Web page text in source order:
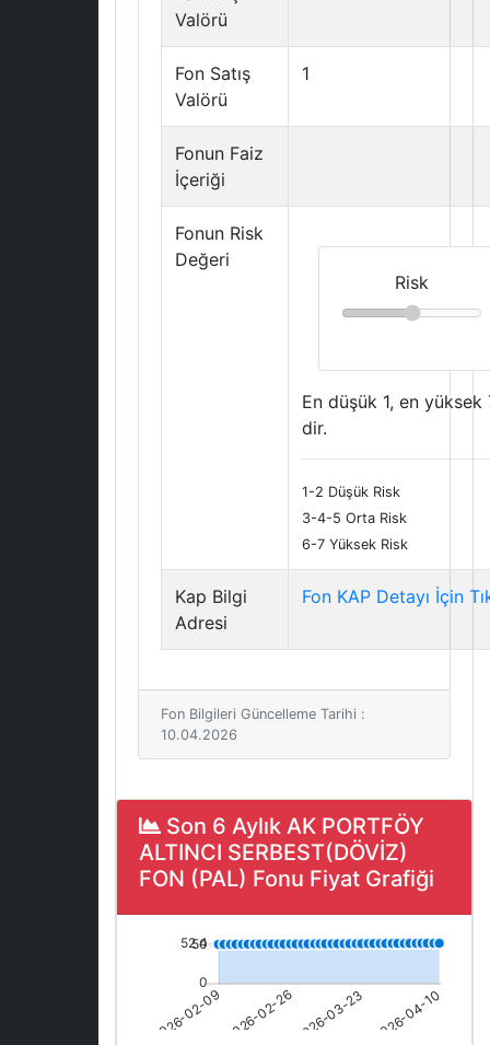
Valörü
Fon Satış
Valörü
1
Fonun Faiz
İçeriği
Fonun Risk
Değeri
Risk
En düşük 1, en yüksek
dir.
1-2 Düşük Risk
3-4-5 Orta Risk
6-7 Yüksek Risk
Kap Bilgi
Adresi
Fon KAP Detayı İçin
Fon Bilgileri Güncelleme Tarihi :
10.04.2026
Son 6 Aylık AK PORTFÖY
ALTINCI SERBEST(DÖVİZ)
FON (PAL) Fonu Fiyat Grafiği